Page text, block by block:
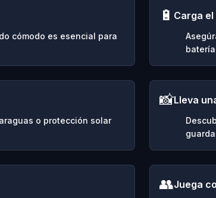
cómodo es esencial para
🔋 Carga el
o protección solar
📸Lleva
👥Juega